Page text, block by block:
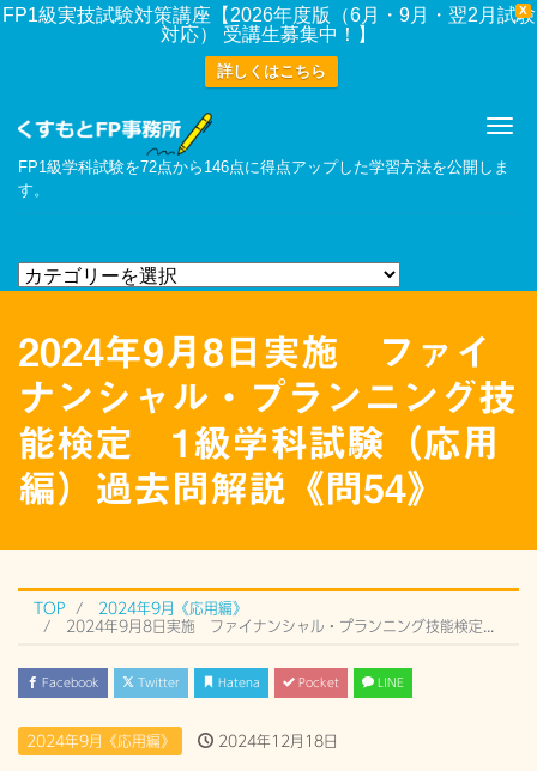
X
FP1級実技試験対策講座【2026年度版（6月・9月・翌2月試験
対応） 受講生募集中！】
詳しくはこちら
FP1級学科試験を72点から146点に得点アップした学習方法を公開しま
す。
2024年9月8日実施 ファイ
ナンシャル・プランニング技
能検定 1級学科試験（応用
編）過去問解説《問54》
TOP
2024年9月《応用編》
Facebook Twitter Hatena Pocket LINE
2024年9月《応用編》 2024年12月18日